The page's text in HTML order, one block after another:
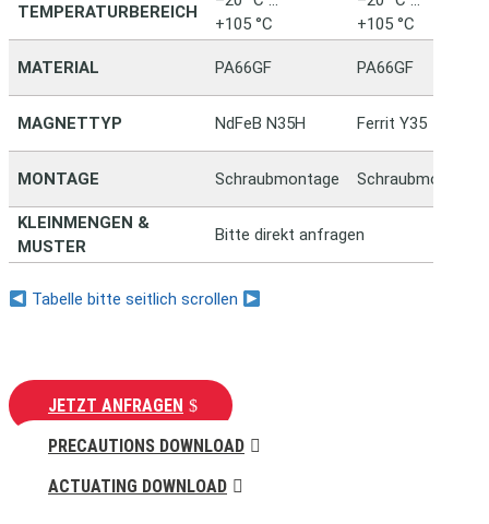
TEMPERATURBEREICH
+105 °C
+105 °C
MATERIAL PA66GF PA66GF
MAGNETTYP NdFeB N35H Ferrit Y35
MONTAGE Schraubmontage Schraubmontage
KLEINMENGEN &
MUSTER
Bitte direkt anfragen
Tabelle bitte seitlich scrollen
JETZT ANFRAGEN
PRECAUTIONS DOWNLOAD
ACTUATING DOWNLOAD